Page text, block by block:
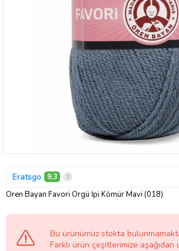
Eratsgo 9,3
Ören Bayan Favori Örgü İpi Kömür Mavi (018)
Bu ürünümüz stokta
Farklı ürün çeşitlerimize aşağıdan